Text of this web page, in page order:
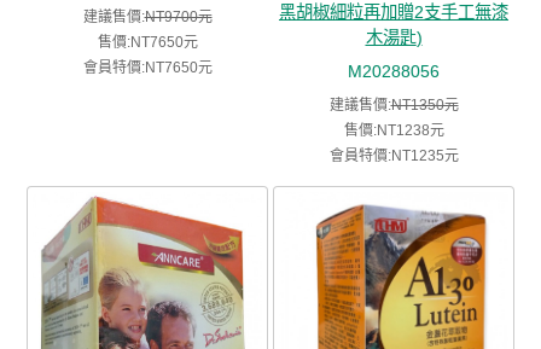
建議售價:NT9700元
售價:NT7650元
會員特價:NT7650元
黑胡椒細粒再加贈2支手工無漆
木湯匙)
M20288056
建議售價:NT1350元
售價:NT1238元
會員特價:NT1235元